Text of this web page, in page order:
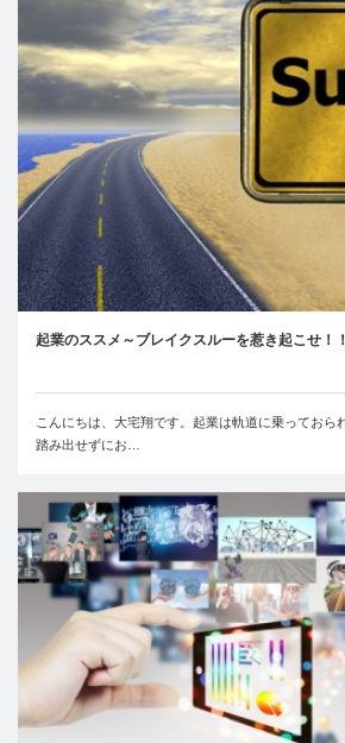
起業のススメ～ブレイクスルーを惹き起こせ！！
こんにちは、大宅翔です。起業は軌道に乗っておら
踏み出せずにお…